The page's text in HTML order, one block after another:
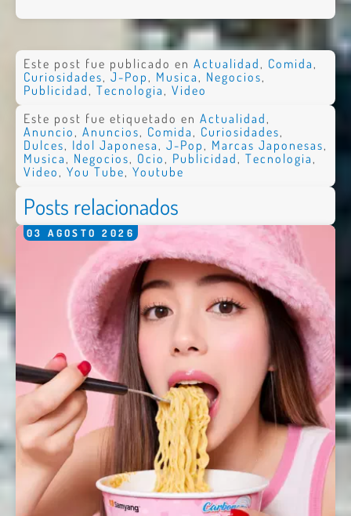
Este post fue publicado en Actualidad, Comida,
Curiosidades, J-Pop, Musica, Negocios,
Publicidad, Tecnologia, Video
Este post fue etiquetado en Actualidad,
Anuncio, Anuncios, Comida, Curiosidades,
Dulces, Idol Japonesa, J-Pop, Marcas Japonesas,
Musica, Negocios, Ocio, Publicidad, Tecnologia,
Video, You Tube, Youtube
Posts relacionados
03 AGOSTO 2026
Nombre *
Email *
Comentario *